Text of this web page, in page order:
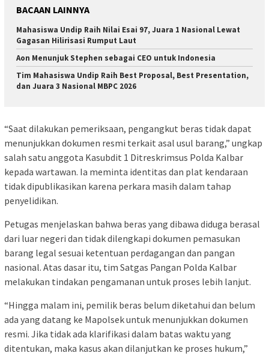
BACAAN LAINNYA
Mahasiswa Undip Raih Nilai Esai 97, Juara 1 Nasional Lewat
Gagasan Hilirisasi Rumput Laut
Aon Menunjuk Stephen sebagai CEO untuk Indonesia
Tim Mahasiswa Undip Raih Best Proposal, Best Presentation,
dan Juara 3 Nasional MBPC 2026
“Saat dilakukan pemeriksaan, pengangkut beras tidak dapat
menunjukkan dokumen resmi terkait asal usul barang,” ungkap
salah satu anggota Kasubdit 1 Ditreskrimsus Polda Kalbar
kepada wartawan. Ia meminta identitas dan plat kendaraan
tidak dipublikasikan karena perkara masih dalam tahap
penyelidikan.
Petugas menjelaskan bahwa beras yang dibawa diduga berasal
dari luar negeri dan tidak dilengkapi dokumen pemasukan
barang legal sesuai ketentuan perdagangan dan pangan
nasional. Atas dasar itu, tim Satgas Pangan Polda Kalbar
melakukan tindakan pengamanan untuk proses lebih lanjut.
“Hingga malam ini, pemilik beras belum diketahui dan belum
ada yang datang ke Mapolsek untuk menunjukkan dokumen
resmi. Jika tidak ada klarifikasi dalam batas waktu yang
ditentukan, maka kasus akan dilanjutkan ke proses hukum,”